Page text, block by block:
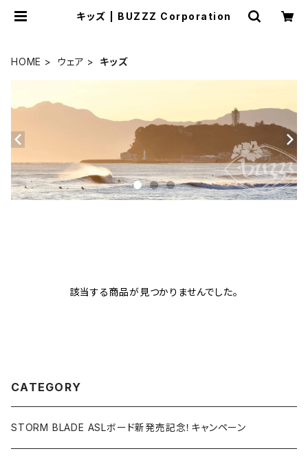
キッズ | BUZZZ Corporation
HOME ウェア キッズ
該当する商品が見つかりませんでした。
CATEGORY
STORM BLADE ASLボード新発売記念！キャンペーン